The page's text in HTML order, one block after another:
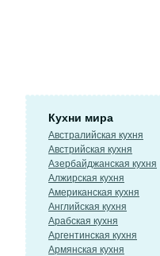
Кухни мира
Австралийская кухня
Австрийская кухня
Азербайджанская кухня
Алжирская кухня
Американская кухня
Английская кухня
Арабская кухня
Аргентинская кухня
Армянская кухня